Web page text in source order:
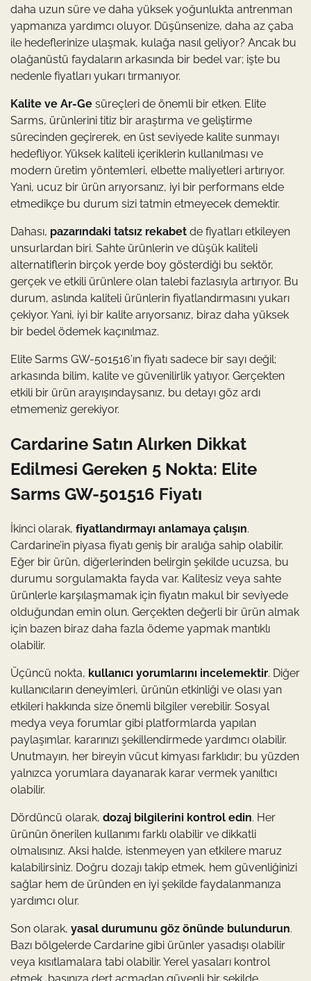
daha uzun süre ve daha yüksek yoğunlukta antrenman
yapmanıza yardımcı oluyor. Düşünsenize, daha az çaba
ile hedeflerinize ulaşmak, kulağa nasıl geliyor? Ancak bu
olağanüstü faydaların arkasında bir bedel var; işte bu
nedenle fiyatları yukarı tırmanıyor.
Kalite ve Ar-Ge süreçleri de önemli bir etken. Elite
Sarms, ürünlerini titiz bir araştırma ve geliştirme
sürecinden geçirerek, en üst seviyede kalite sunmayı
hedefliyor. Yüksek kaliteli içeriklerin kullanılması ve
modern üretim yöntemleri, elbette maliyetleri artırıyor.
Yani, ucuz bir ürün arıyorsanız, iyi bir performans elde
etmedikçe bu durum sizi tatmin etmeyecek demektir.
Dahası, pazarındaki tatsız rekabet de fiyatları etkileyen
unsurlardan biri. Sahte ürünlerin ve düşük kaliteli
alternatiflerin birçok yerde boy gösterdiği bu sektör,
gerçek ve etkili ürünlere olan talebi fazlasıyla artırıyor. Bu
durum, aslında kaliteli ürünlerin fiyatlandırmasını yukarı
çekiyor. Yani, iyi bir kalite arıyorsanız, biraz daha yüksek
bir bedel ödemek kaçınılmaz.
Elite Sarms GW-501516’ın fiyatı sadece bir sayı değil;
arkasında bilim, kalite ve güvenilirlik yatıyor. Gerçekten
etkili bir ürün arayışındaysanız, bu detayı göz ardı
etmemeniz gerekiyor.
Cardarine Satın Alırken Dikkat
Edilmesi Gereken 5 Nokta: Elite
Sarms GW-501516 Fiyatı
İkinci olarak, fiyatlandırmayı anlamaya çalışın.
Cardarine’in piyasa fiyatı geniş bir aralığa sahip olabilir.
Eğer bir ürün, diğerlerinden belirgin şekilde ucuzsa, bu
durumu sorgulamakta fayda var. Kalitesiz veya sahte
ürünlerle karşılaşmamak için fiyatın makul bir seviyede
olduğundan emin olun. Gerçekten değerli bir ürün almak
için bazen biraz daha fazla ödeme yapmak mantıklı
olabilir.
Üçüncü nokta, kullanıcı yorumlarını incelemektir. Diğer
kullanıcıların deneyimleri, ürünün etkinliği ve olası yan
etkileri hakkında size önemli bilgiler verebilir. Sosyal
medya veya forumlar gibi platformlarda yapılan
paylaşımlar, kararınızı şekillendirmede yardımcı olabilir.
Unutmayın, her bireyin vücut kimyası farklıdır; bu yüzden
yalnızca yorumlara dayanarak karar vermek yanıltıcı
olabilir.
Dördüncü olarak, dozaj bilgilerini kontrol edin. Her
ürünün önerilen kullanımı farklı olabilir ve dikkatli
olmalısınız. Aksi halde, istenmeyen yan etkilere maruz
kalabilirsiniz. Doğru dozajı takip etmek, hem güvenliğinizi
sağlar hem de üründen en iyi şekilde faydalanmanıza
yardımcı olur.
Son olarak, yasal durumunu göz önünde bulundurun.
Bazı bölgelerde Cardarine gibi ürünler yasadışı olabilir
veya kısıtlamalara tabi olabilir. Yerel yasaları kontrol
etmek, başınıza dert açmadan güvenli bir şekilde